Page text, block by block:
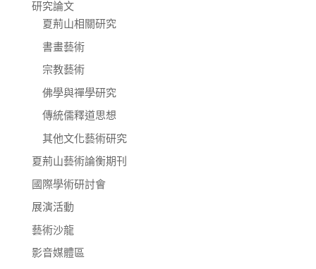
研究論文
夏荊山相關研究
書畫藝術
宗教藝術
佛學與禪學研究
傳統儒釋道思想
其他文化藝術研究
夏荊山藝術論衡期刊
國際學術研討會
展演活動
藝術沙龍
影音媒體區